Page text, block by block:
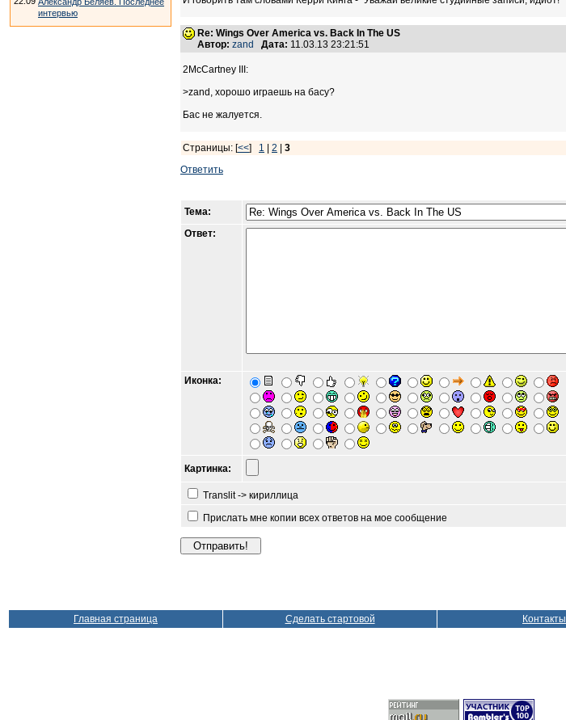
интервью
Re: Wings Over America vs. Back In The US
Автор: zand Дата: 11.03.13 23:21:51
2McCartney III:
>zand, хорошо играешь на басу?
Бас не жалуется.
Страницы: [<<] 1 2
3
Ответить
Тема:
Ответ:
Иконка:
Картинка:
Translit -> кириллица
Прислать мне копии всех ответов на мое сообщение
Главная страница Сделать стартовой Контакты